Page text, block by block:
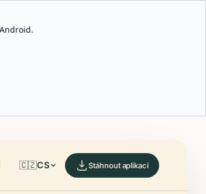
🇨🇿CS Stáhnout aplikaci